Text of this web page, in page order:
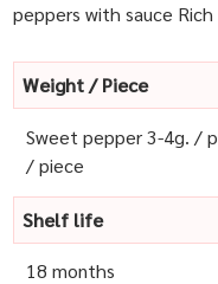
peppers with sauce
Weight / Piece
Sweet pepper 3-4g. /
/ piece
Shelf life
18 months